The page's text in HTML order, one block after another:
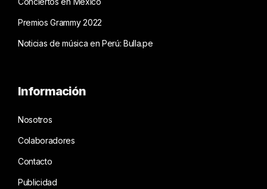
Premios Grammy 2022
Noticias de música en Perú: Bulla.pe
Información
Nosotros
Colaboradores
Contacto
Publicidad